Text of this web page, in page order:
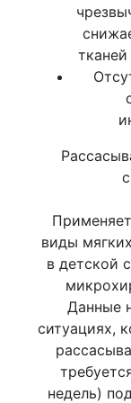
виды
в детской
Данные
ситуациях,
недель)